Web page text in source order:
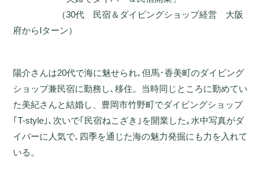
（30代 民宿＆ダイビングショップ経営 大阪
府からIターン）
陽介さんは20代で海に魅せられ､但馬･香美町のダイビング
ショップ兼民宿に勤務し､移住。当時同じところに勤めてい
た美紀さんと結婚し、豊岡市竹野町でダイビングショップ
｢T-style｣､次いで｢民宿ねこざき｣を開業した｡水中写真がダ
イバーに人気で､四季を通じた海の魅力発掘にも力を入れて
いる。